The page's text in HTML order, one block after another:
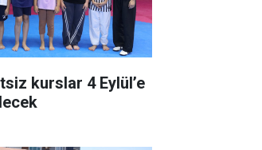
kurslar 4 Eylül’e